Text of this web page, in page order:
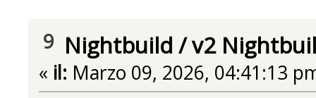
9 Nightbuild /v2
« il: Marzo 09, 2026, 04:41:13